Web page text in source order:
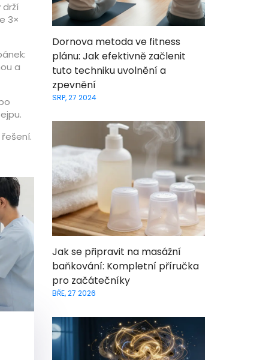
drží
3×
a
Dornova metoda ve fitness
plánu: Jak efektivně začlenit
tuto techniku uvolnění a
zpevnění
SRP, 27 2024
Jak se připravit na masážní
baňkování: Kompletní příručka
pro začátečníky
BŘE, 27 2026